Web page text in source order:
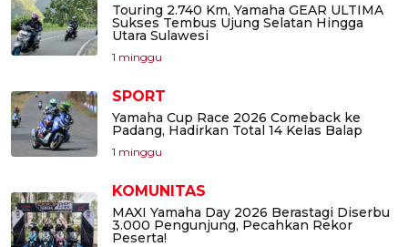
Touring 2.740 Km, Yamaha GEAR ULTIMA
Sukses Tembus Ujung Selatan Hingga
Utara Sulawesi
1 minggu
SPORT
Yamaha Cup Race 2026 Comeback ke
Padang, Hadirkan Total 14 Kelas Balap
1 minggu
KOMUNITAS
MAXI Yamaha Day 2026 Berastagi Diserbu
3.000 Pengunjung, Pecahkan Rekor
Peserta!